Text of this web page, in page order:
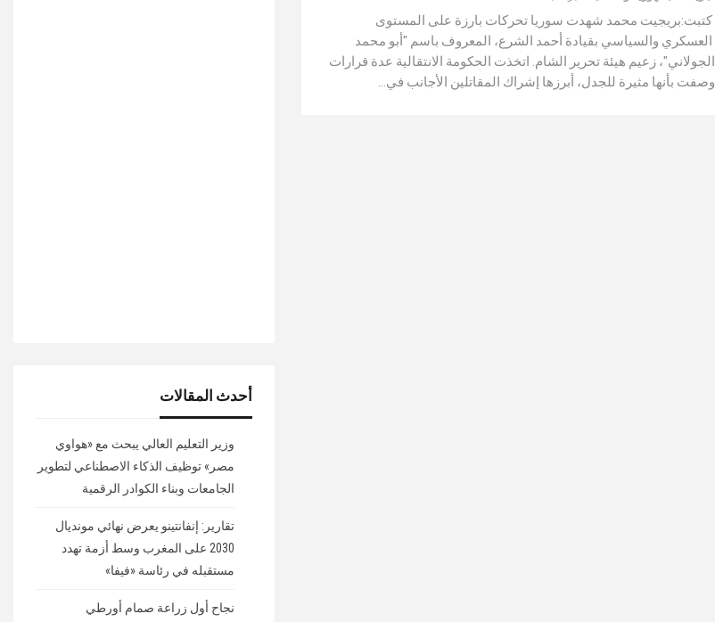
كتبت:بريجيت محمد شهدت سوريا تحركات بارزة على المستوى
العسكري والسياسي بقيادة أحمد الشرع، المعروف باسم "أبو محمد
الجولاني"، زعيم هيئة تحرير الشام. اتخذت الحكومة الانتقالية عدة قرارات
وصفت بأنها مثيرة للجدل، أبرزها إشراك المقاتلين الأجانب في…
أحدث المقالات
وزير التعليم العالي يبحث مع «هواوي
مصر» توظيف الذكاء الاصطناعي لتطوير
الجامعات وبناء الكوادر الرقمية
تقارير: إنفانتينو يعرض نهائي مونديال
2030 على المغرب وسط أزمة تهدد
مستقبله في رئاسة «فيفا»
نجاح أول زراعة صمام أورطي